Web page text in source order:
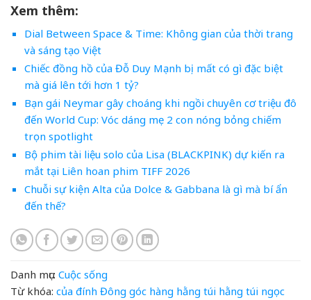
Xem thêm:
Dial Between Space & Time: Không gian của thời trang
và sáng tạo Việt
Chiếc đồng hồ của Đỗ Duy Mạnh bị mất có gì đặc biệt
mà giá lên tới hơn 1 tỷ?
Bạn gái Neymar gây choáng khi ngồi chuyên cơ triệu đô
đến World Cup: Vóc dáng mẹ 2 con nóng bỏng chiếm
trọn spotlight
Bộ phim tài liệu solo của Lisa (BLACKPINK) dự kiến ra
mắt tại Liên hoan phim TIFF 2026
Chuỗi sự kiện Alta của Dolce & Gabbana là gì mà bí ẩn
đến thế?
Danh mục: Cuộc sống
Từ khóa: của đính Đông góc hàng hằng túi hằng túi ngọc